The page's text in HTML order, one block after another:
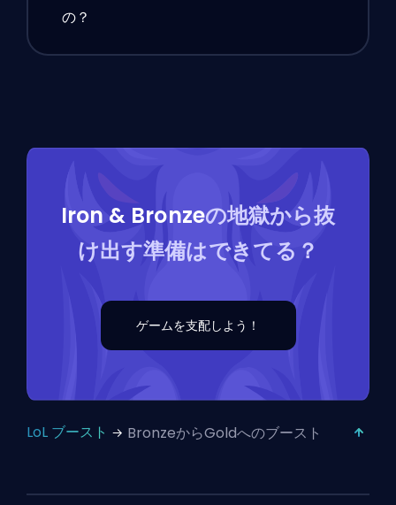
の？
Iron & Bronzeの地獄から抜
け出す準備はできてる？
ゲームを支配しよう！
LoL ブースト BronzeからGoldへのブースト